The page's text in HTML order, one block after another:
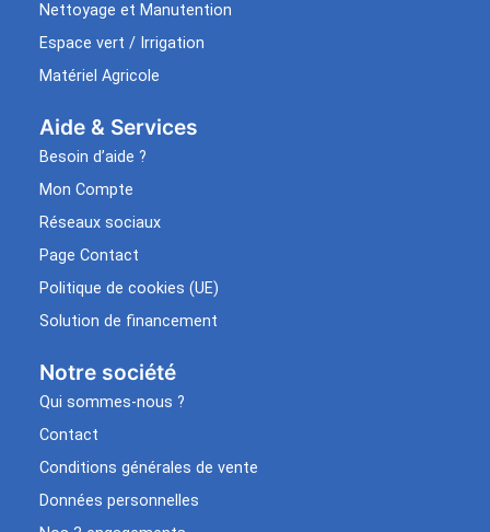
Nettoyage et Manutention
Espace vert / Irrigation
Matériel Agricole
Aide & Services​
Besoin d’aide ?
Mon Compte
Réseaux sociaux
Page Contact
Politique de cookies (UE)
Solution de financement
Notre société
Qui sommes-nous ?
Contact
Conditions générales de vente
Données personnelles